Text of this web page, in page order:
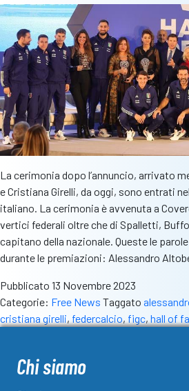
La cerimonia dopo l’annuncio, arrivato
e Cristiana Girelli, da oggi, sono entrati
italiano. La cerimonia è avvenuta a
vertici federali oltre che di Spalletti,
capitano della nazionale. Queste le
durante le premiazioni: Alessandro
Pubblicato 13 Novembre 2023
Categorie: Free News Taggato
cristiana girelli, federcalcio, figc, hall of
Chi siamo